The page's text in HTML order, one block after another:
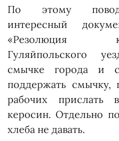
По этому
интересный
«Резолюция
Гуляйпольского
смычке города и
поддержать смычку,
рабочих
керосин. Отдельно
хлеба не давать.